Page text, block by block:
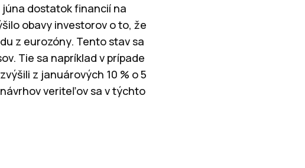
júna dostatok financií na
obavy investorov o to, že
z eurozóny. Tento stav sa
Tie sa napríklad v prípade
z januárových 10 % o 5
veriteľov sa v týchto